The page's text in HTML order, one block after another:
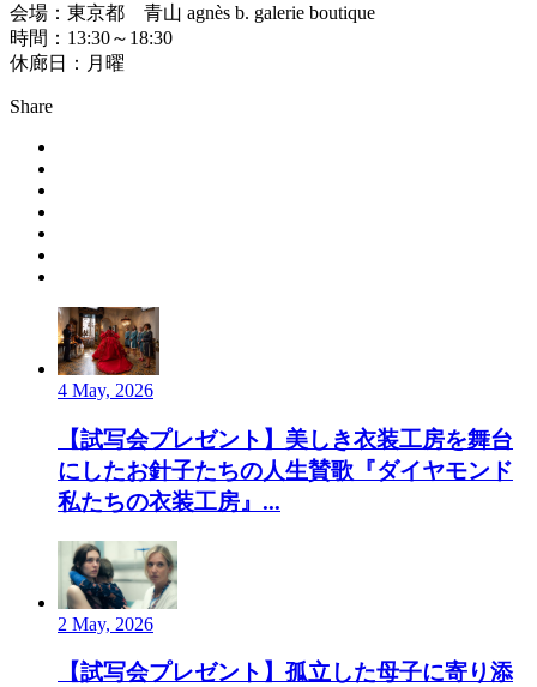
会場：東京都 青山 agnès b. galerie boutique
時間：13:30～18:30
休廊日：月曜
Share
4 May, 2026
【試写会プレゼント】美しき衣装工房を舞台
にしたお針子たちの人生賛歌『ダイヤモンド
私たちの衣装工房』...
2 May, 2026
【試写会プレゼント】孤立した母子に寄り添